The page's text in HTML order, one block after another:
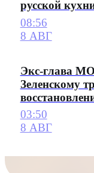
русской
08:56
8 АВГ
Экс-глава
Зеленскому
03:50
8 АВГ